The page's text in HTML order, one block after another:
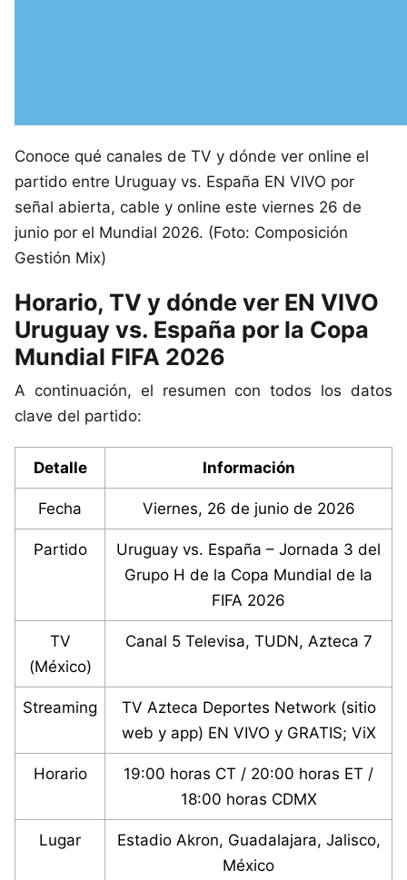
Conoce qué canales de TV y dónde ver online el
partido entre Uruguay vs. España EN VIVO por
señal abierta, cable y online este viernes 26 de
junio por el Mundial 2026. (Foto: Composición
Gestión Mix)
Horario, TV y dónde ver EN VIVO
Uruguay vs. España por la Copa
Mundial FIFA 2026
A continuación, el resumen con todos los datos
clave del partido:
Detalle Información
Fecha Viernes, 26 de junio de 2026
Partido
Uruguay vs. España – Jornada 3 del
Grupo H de la Copa Mundial de la
FIFA 2026
TV
(México)
Canal 5 Televisa, TUDN, Azteca 7
Streaming
TV Azteca Deportes Network (sitio
web y app) EN VIVO y GRATIS; ViX
Horario
19:00 horas CT / 20:00 horas ET /
18:00 horas CDMX
Lugar
Estadio Akron, Guadalajara, Jalisco,
México